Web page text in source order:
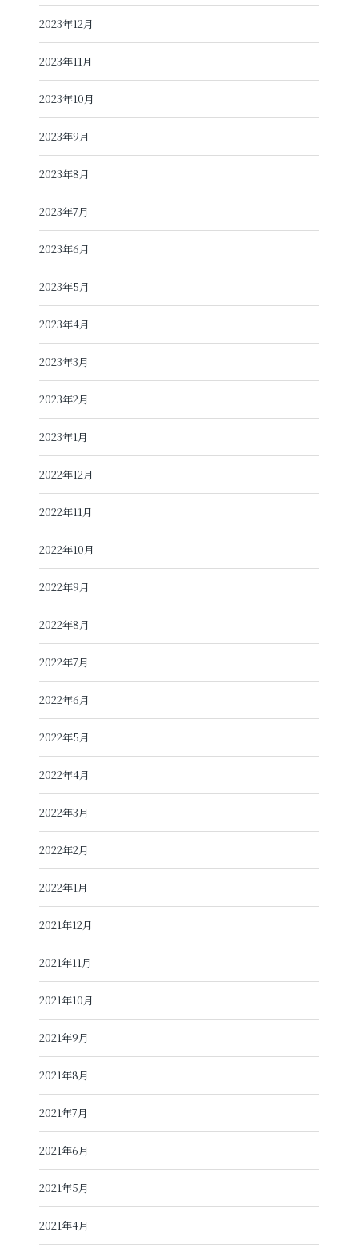
2023年12月
2023年11月
2023年10月
2023年9月
2023年8月
2023年7月
2023年6月
2023年5月
2023年4月
2023年3月
2023年2月
2023年1月
2022年12月
2022年11月
2022年10月
2022年9月
2022年8月
2022年7月
2022年6月
2022年5月
2022年4月
2022年3月
2022年2月
2022年1月
2021年12月
2021年11月
2021年10月
2021年9月
2021年8月
2021年7月
2021年6月
2021年5月
2021年4月